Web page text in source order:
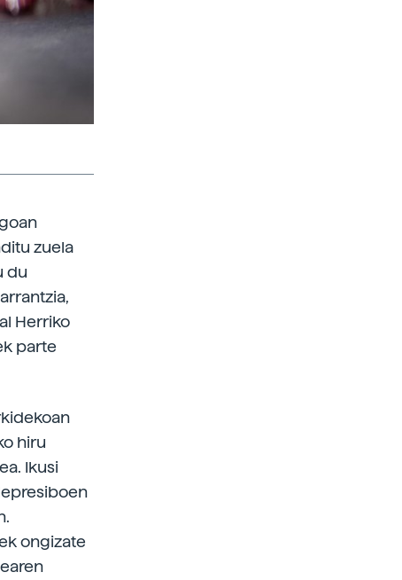
zuela
du
Herriko
parte
hiru
Ikusi
ongizate